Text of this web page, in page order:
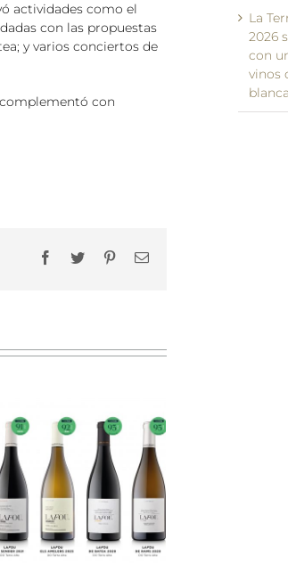
actividades como el
con las propuestas
y varios conciertos de
complementó con
Facebook
Twitter PinterestEmail
La
2026
con
vinos
blanca